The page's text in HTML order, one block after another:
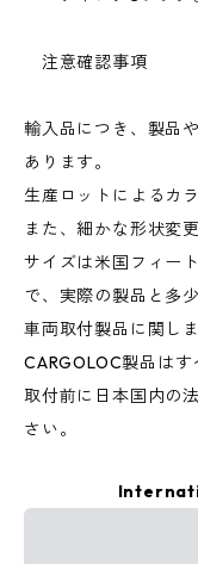
注意確認事項
輸入品につき、製品
あります。
生産ロットによるカ
また、細かな形状変
サイズは米国フィー
で、実際の製品と多
車両取付製品に関し
CARGOLOC製品はす
取付前に日本国内の
さい。